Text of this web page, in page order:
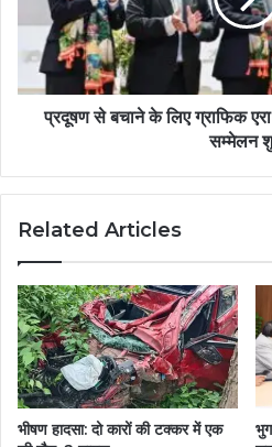
प्रदूषण से बचाने के लिए ग्राफिक एरा
सम्मेलन
Related Articles
भीषण हादसा: दो कारों की टक्कर में एक